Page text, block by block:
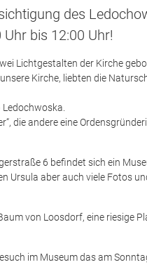
des
bis 12:00 Uhr!
Lichtgestalten der Kirche
Kirche, liebten die
Ledochwoska.
die andere eine
6 befindet sich ein
Ursula aber auch viele Fotos
von Loosdorf, eine riesige
im Museum das am